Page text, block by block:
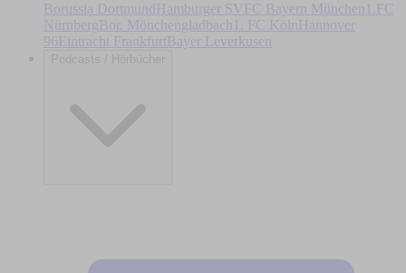
Borussia DortmundHamburger SV FC Bayern München
1.FC
Nürnberg Bor. Mönchengladbach 1. FC Köln
Hannover
96Eintracht Frankfurt Bayer Leverkusen
Podcasts / Hörbücher